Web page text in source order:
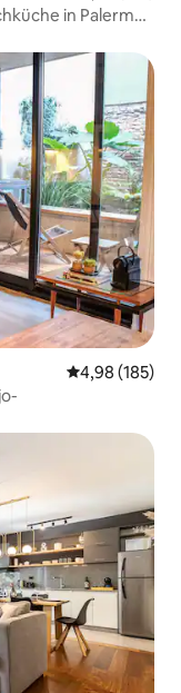
in Palermo
4,98 (185)